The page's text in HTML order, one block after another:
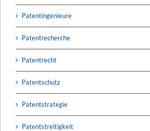
Patentingenieure
Patentrecherche
Patentrecht
Patentschutz
Patentstrategie
Patentstreitigkeit